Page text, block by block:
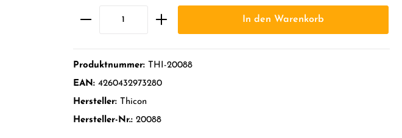
In den Warenkorb
Produktnummer: THI-20088
EAN: 4260432973280
Hersteller: Thicon
Hersteller-Nr.: 20088